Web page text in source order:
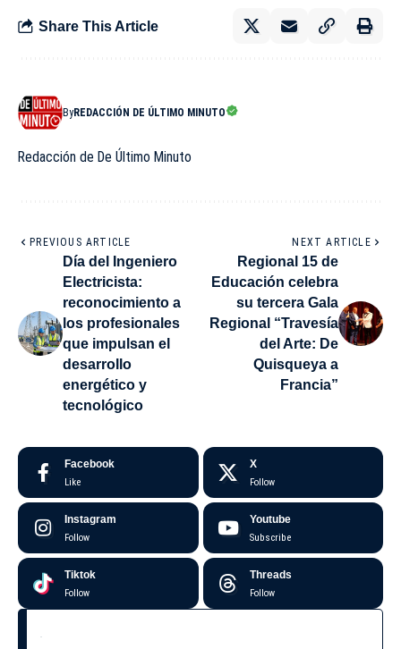
Share This Article
ByREDACCIÓN DE ÚLTIMO MINUTO
Redacción de De Último Minuto
PREVIOUS ARTICLE
Día del Ingeniero
Electricista:
reconocimiento a
los profesionales
que impulsan el
desarrollo
energético y
tecnológico
NEXT ARTICLE
Regional 15 de
Educación celebra
su tercera Gala
Regional “Travesía
del Arte: De
Quisqueya a
Francia”
Facebook
Like
X
Follow
Instagram
Follow
Youtube
Subscribe
Tiktok
Follow
Threads
Follow